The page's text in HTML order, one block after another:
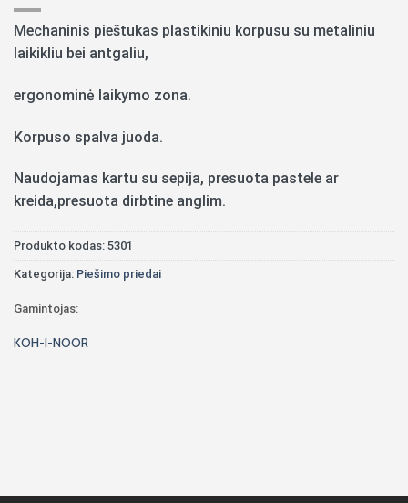
Mechaninis pieštukas plastikiniu korpusu su metaliniu
laikikliu bei antgaliu,
ergonominė laikymo zona.
Korpuso spalva juoda.
Naudojamas kartu su sepija, presuota pastele ar
kreida,presuota dirbtine anglim.
Produkto kodas: 5301
Kategorija: Piešimo priedai
Gamintojas:
KOH-I-NOOR